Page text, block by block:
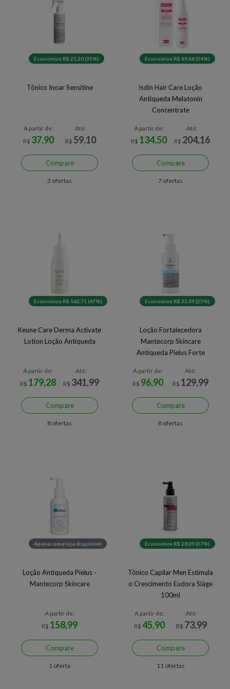
Economize R$ 21,20 (35%)
Tônico Inoar Sensitine
A partir de:
R$ 37,90
Até:
R$ 59,10
Compare
3 ofertas
Economize R$ 69,66 (34%)
Isdin Hair Care Loção
Antiqueda Melatonin
Concentrate
A partir de:
R$ 134,50
Até:
R$ 204,16
Compare
7 ofertas
Economize R$ 162,71 (47%)
Keune Care Derma Activate
Lotion Loção Antiqueda
A partir de:
R$ 179,28
Até:
R$ 341,99
Compare
8 ofertas
Economize R$ 33,09 (25%)
Loção Fortalecedora
Mantecorp Skincare
Antiqueda Pielus Forte
A partir de:
R$ 96,90
Até:
R$ 129,99
Compare
8 ofertas
Apenas uma loja disponível
Loção Antiqueda Pielus -
Mantecorp Skincare
A partir de:
R$ 158,99
Compare
1 oferta
Economize R$ 28,09 (37%)
Tônico Capilar Men Estimula
o Crescimento Eudora Siàge
100ml
A partir de:
R$45,90
Até:
R$ 73,99
Compare
11 ofertas